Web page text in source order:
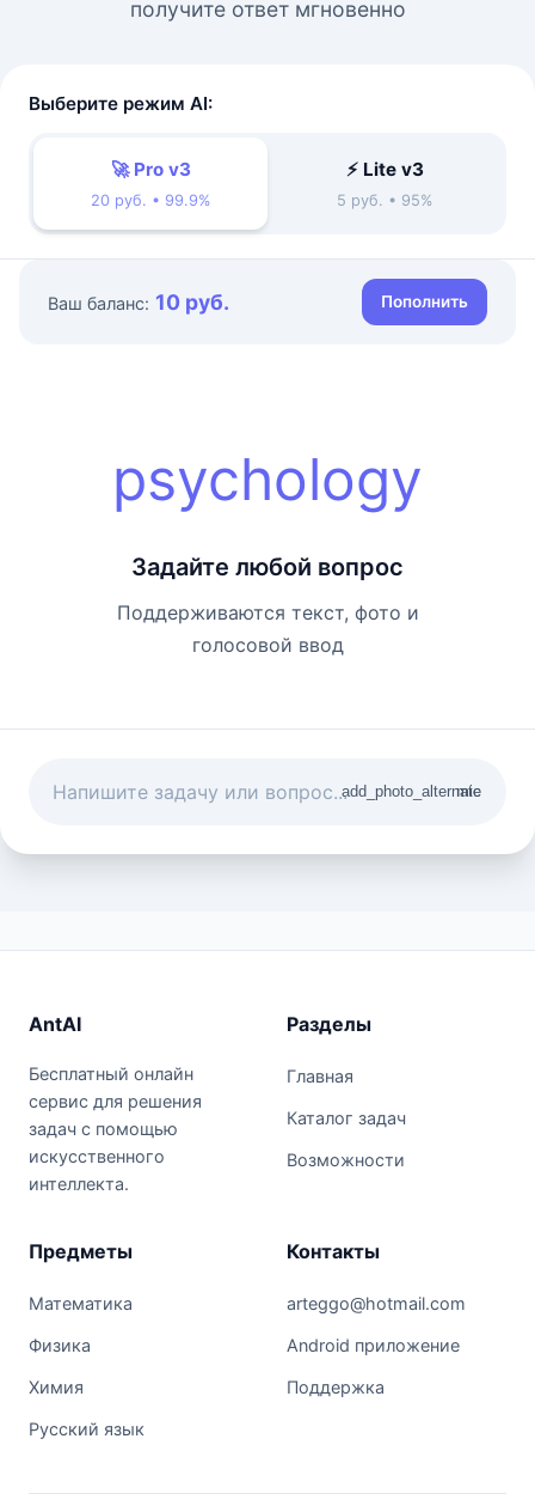
получите ответ мгновенно
Выберите режим AI:
🚀 Pro v3
20 руб. • 99.9%
⚡ Lite v3
5 руб. • 95%
Ваш баланс: 10 руб. Пополнить
psychology
Задайте любой вопрос
Поддерживаются текст, фото и
голосовой ввод
add_photo_alternate
mic
AntAI
Бесплатный онлайн
сервис для решения
задач с помощью
искусственного
интеллекта.
Разделы
Главная
Каталог задач
Возможности
Предметы
Математика
Физика
Химия
Русский язык
Контакты
arteggo@hotmail.com
Android приложение
Поддержка